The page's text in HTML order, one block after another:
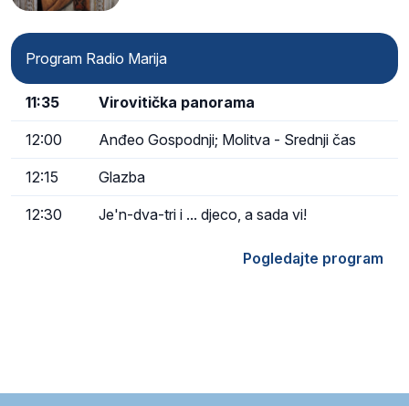
Program Radio Marija
11:35 Virovitička panorama
12:00 Anđeo Gospodnji; Molitva - Srednji čas
12:15 Glazba
12:30 Je'n-dva-tri i ... djeco, a sada vi!
Pogledajte program